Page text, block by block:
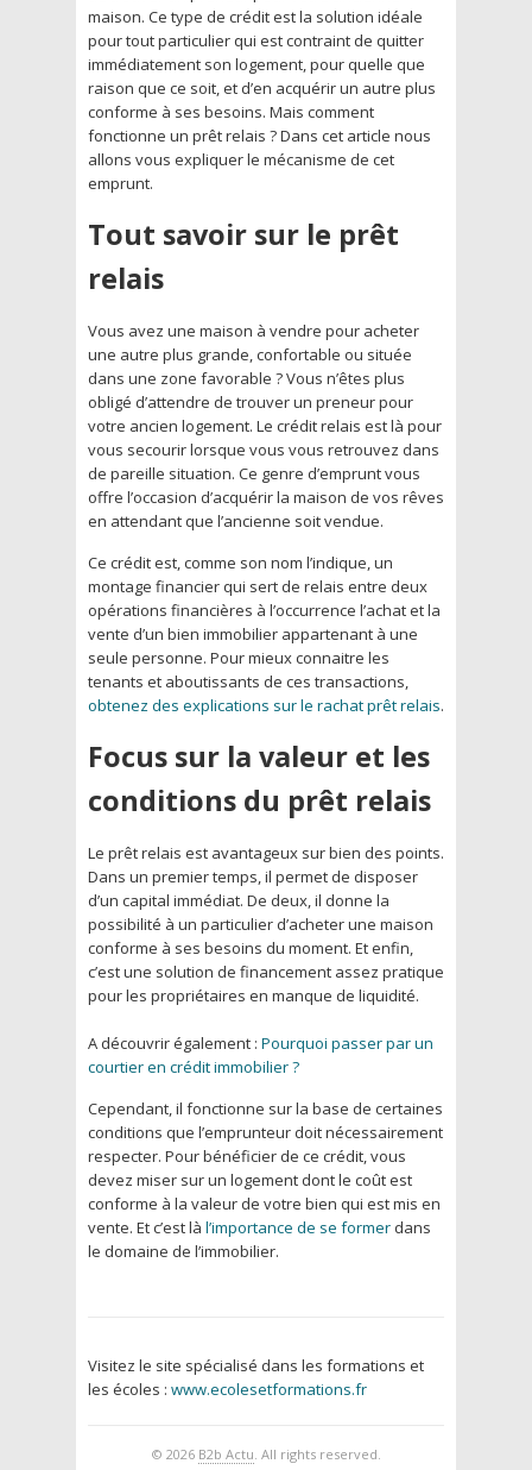
maison. Ce type de crédit est la solution idéale
pour tout particulier qui est contraint de quitter
immédiatement son logement, pour quelle que
raison que ce soit, et d’en acquérir un autre plus
conforme à ses besoins. Mais comment
fonctionne un prêt relais ? Dans cet article nous
allons vous expliquer le mécanisme de cet
emprunt.
Tout savoir sur le prêt
relais
Vous avez une maison à vendre pour acheter
une autre plus grande, confortable ou située
dans une zone favorable ? Vous n’êtes plus
obligé d’attendre de trouver un preneur pour
votre ancien logement. Le crédit relais est là pour
vous secourir lorsque vous vous retrouvez dans
de pareille situation. Ce genre d’emprunt vous
offre l’occasion d’acquérir la maison de vos rêves
en attendant que l’ancienne soit vendue.
Ce crédit est, comme son nom l’indique, un
montage financier qui sert de relais entre deux
opérations financières à l’occurrence l’achat et la
vente d’un bien immobilier appartenant à une
seule personne. Pour mieux connaitre les
tenants et aboutissants de ces transactions,
obtenez des explications sur le rachat prêt relais.
Focus sur la valeur et les
conditions du prêt relais
Le prêt relais est avantageux sur bien des points.
Dans un premier temps, il permet de disposer
d’un capital immédiat. De deux, il donne la
possibilité à un particulier d’acheter une maison
conforme à ses besoins du moment. Et enfin,
c’est une solution de financement assez pratique
pour les propriétaires en manque de liquidité.
A découvrir également : Pourquoi passer par un
courtier en crédit immobilier ?
Cependant, il fonctionne sur la base de certaines
conditions que l’emprunteur doit nécessairement
respecter. Pour bénéficier de ce crédit, vous
devez miser sur un logement dont le coût est
conforme à la valeur de votre bien qui est mis en
vente. Et c’est là l’importance de se former dans
le domaine de l’immobilier.
Visitez le site spécialisé dans les formations et
les écoles : www.ecolesetformations.fr
© 2026 B2b Actu . All rights reserved.